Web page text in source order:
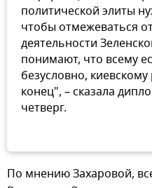
политической элиты
чтобы отмежеваться
деятельности
понимают, что всему
безусловно,
конец", – сказала
четверг.
По мнению Захаровой,